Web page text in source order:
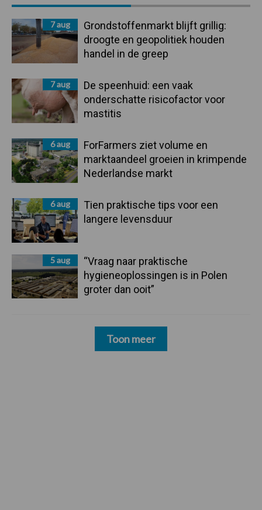
Sidebar
7 aug
Grondstoffenmarkt blijft grillig:
droogte en geopolitiek houden
handel in de greep
7 aug
De speenhuid: een vaak
onderschatte risicofactor voor
mastitis
6 aug
ForFarmers ziet volume en
marktaandeel groeien in krimpende
Nederlandse markt
6 aug
Tien praktische tips voor een
langere levensduur
5 aug
“Vraag naar praktische
hygieneoplossingen is in Polen
groter dan ooit”
Toon meer